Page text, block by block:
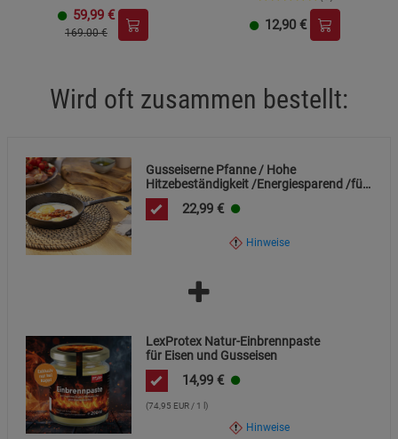
59,99 €
169.00 € 12,90 €
Wird oft zusammen bestellt:
Gusseiserne Pfanne / Hohe
Hitzebeständigkeit /Energiesparend /für
alle Herdarten und Kochstellen
22,99 €
Hinweise
LexProtex Natur-Einbrennpaste
für Eisen und Gusseisen
14,99 €
(74,95 EUR / 1 l)
Hinweise